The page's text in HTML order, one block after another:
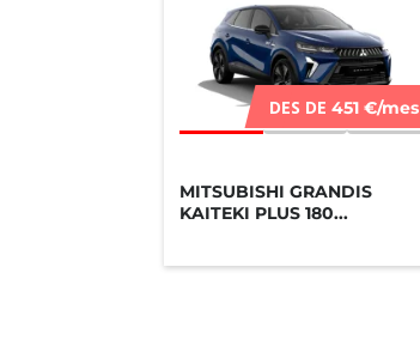
DES DE 451 €/mes
MITSUBISHI GRANDIS
KAITEKI PLUS 180...